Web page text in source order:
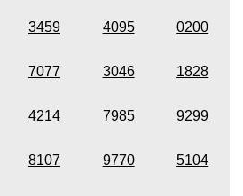
3459 4095 0200
7077 3046 1828
4214 7985 9299
8107 9770 5104